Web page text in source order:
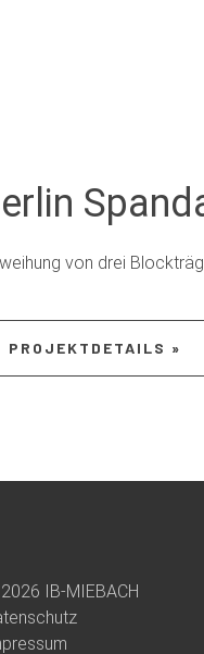
von drei
PROJEKTDETAILS »
IB-MIEBACH